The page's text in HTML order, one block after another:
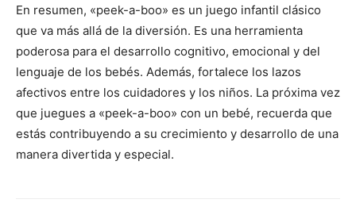
En resumen, «peek-a-boo» es un juego infantil clásico
que va más allá de la diversión. Es una herramienta
poderosa para el desarrollo cognitivo, emocional y del
lenguaje de los bebés. Además, fortalece los lazos
afectivos entre los cuidadores y los niños. La próxima vez
que juegues a «peek-a-boo» con un bebé, recuerda que
estás contribuyendo a su crecimiento y desarrollo de una
manera divertida y especial.